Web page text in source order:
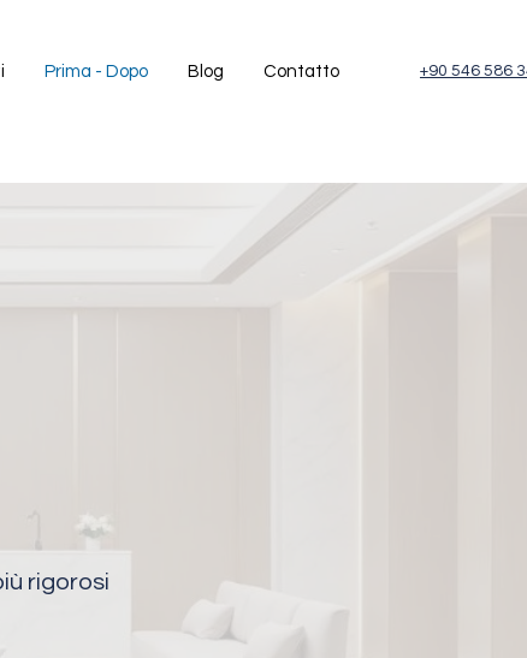
Prima - Dopo Blog Contatto +90 546 586
rigorosi